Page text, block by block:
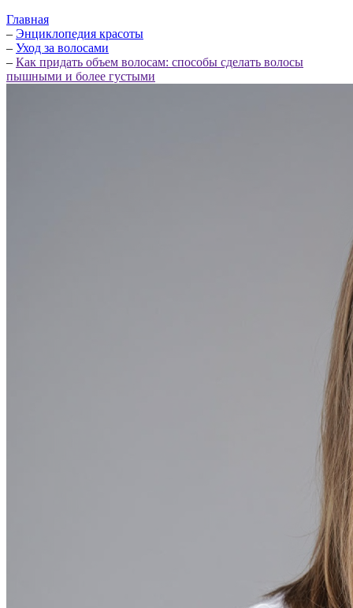
Главная
– Энциклопедия красоты
– Уход за волосами
– Как придать объем волосам: способы сделать волосы
пышными и более густыми